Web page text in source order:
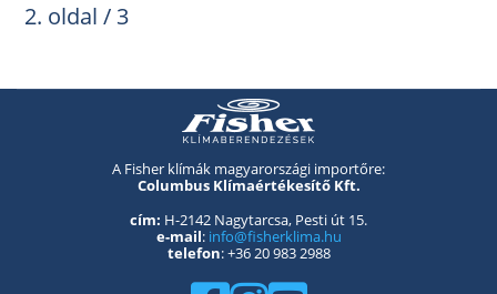
2. oldal / 3
A Fisher klímák magyarországi importőre:
Columbus Klímaértékesítő Kft.
cím: H-2142 Nagytarcsa, Pesti út 15.
e-mail: info@fisherklima.hu
telefon: +36 20 983 2988